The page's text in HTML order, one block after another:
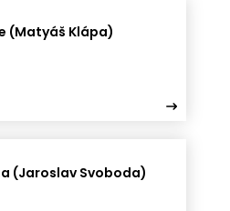
(Matyáš Klápa)
(Jaroslav Svoboda)